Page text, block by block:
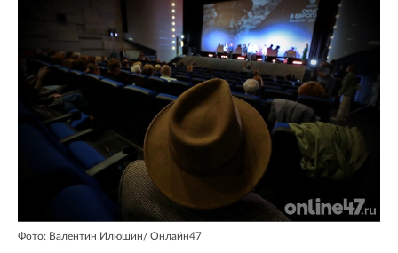
Фото: Валентин Илюшин/ Oнлайн47